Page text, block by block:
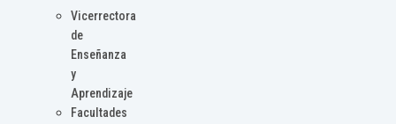
Vicerrectora
de
Enseñanza
y
Aprendizaje
Facultades